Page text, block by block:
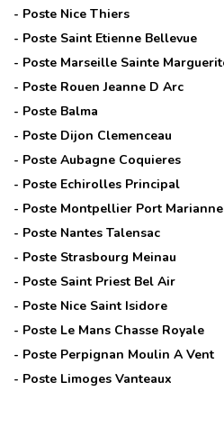
- Poste Nice Thiers
- Poste Saint Etienne Bellevue
- Poste Marseille Sainte
- Poste Rouen Jeanne D Arc
- Poste Balma
- Poste Dijon Clemenceau
- Poste Aubagne Coquieres
- Poste Echirolles Principal
- Poste Montpellier Port Marianne
- Poste Nantes Talensac
- Poste Strasbourg Meinau
- Poste Saint Priest Bel Air
- Poste Nice Saint Isidore
- Poste Le Mans Chasse Royale
- Poste Perpignan Moulin A Vent
- Poste Limoges Vanteaux